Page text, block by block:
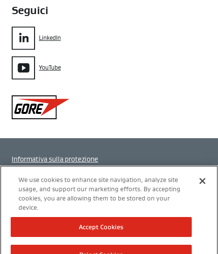
Seguici
LinkedIn
YouTube
Gore
Informativa sulla protezione
Impostazione dei cookie
Termini di utilizzo
Modern Slavery Act Transparency Statement
Politica Integrata
We use cookies to enhance site navigation, analyze site
usage, and support our marketing efforts. By accepting
cookies, you are allowing them to be stored on your
device.
Accept Cookies